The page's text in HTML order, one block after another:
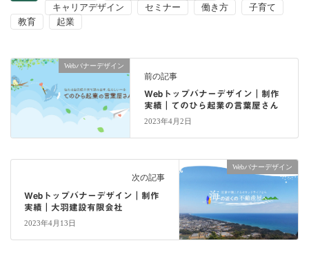
キャリアデザイン
セミナー 働き方
子育て
教育
起業
Webバナーデザイン
前の記事
Webトップバナーデザイン｜制作
実績｜てのひら起業の言葉屋さん
2023年4月2日
Webバナーデザイン
次の記事
Webトップバナーデザイン｜制作
実績｜大羽建設有限会社
2023年4月13日